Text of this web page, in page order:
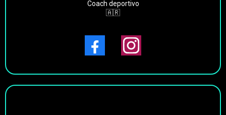
Coach deportivo
🇦🇷